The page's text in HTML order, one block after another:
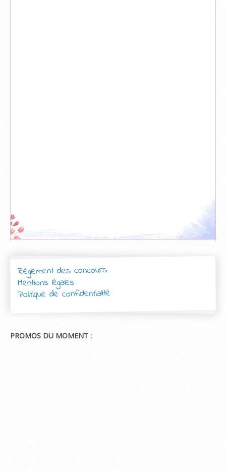
Règlement des concours
Mentions légales
Politique de confidentialité
PROMOS DU MOMENT :